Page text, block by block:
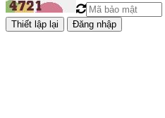
Đăng nhập